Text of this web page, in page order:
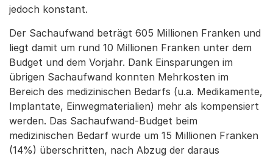
jedoch konstant.
Der Sachaufwand beträgt 605 Millionen Franken und
liegt damit um rund 10 Millionen Franken unter dem
Budget und dem Vorjahr. Dank Einsparungen im
übrigen Sachaufwand konnten Mehrkosten im
Bereich des medizinischen Bedarfs (u.a. Medikamente,
Implantate, Einwegmaterialien) mehr als kompensiert
werden. Das Sachaufwand-Budget beim
medizinischen Bedarf wurde um 15 Millionen Franken
(14%) überschritten, nach Abzug der daraus